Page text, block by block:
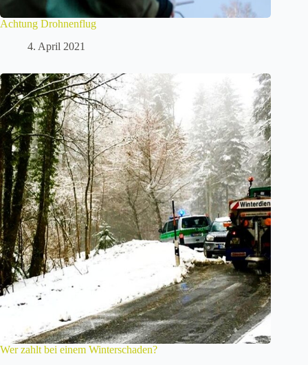
Achtung Drohnenflug
4. April 2021
Wer zahlt bei einem Winterschaden?